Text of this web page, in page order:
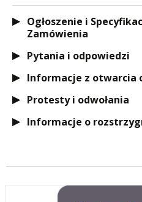
Ogłoszenie i
Zamówienia
Pytania i odpowiedzi
Informacje z otwarcia
Protesty i odwołania
Informacje o